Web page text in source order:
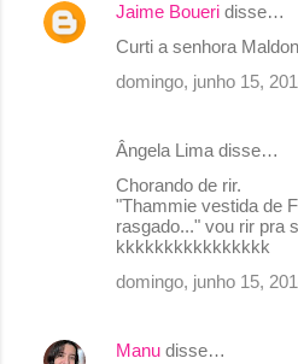
C
Jaime Boueri disse…
Curti a senhora
domingo, junho 15,
Ângela Lima disse…
Chorando de rir.
"Thammie vestida de
rasgado..." vou rir pra
kkkkkkkkkkkkkkkk
domingo, junho 15,
Manu disse…